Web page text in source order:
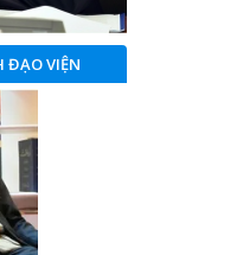
ĐẠO VIỆN